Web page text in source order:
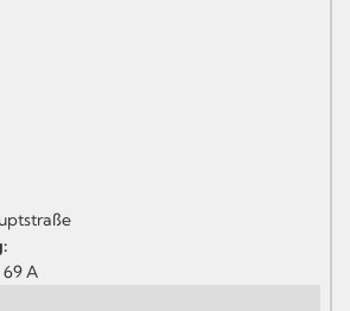
69 A